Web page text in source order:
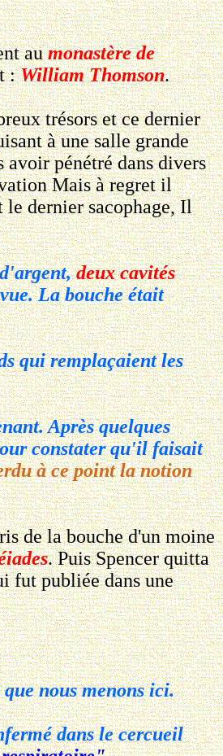
aumonastère de
:William Thomson.
trésors et ce dernier
à une salle grande
avoir pénétré dans divers
Mais à regret il
dernier sacophage, Il
deux cavités
La bouche était
qui remplaçaient les
Après quelques
constater qu'il faisait
à ce point la notion
de la bouche d'un moine
. Puis Spencer quitta
fut publiée dans une
nous menons ici.
dans le cercueil